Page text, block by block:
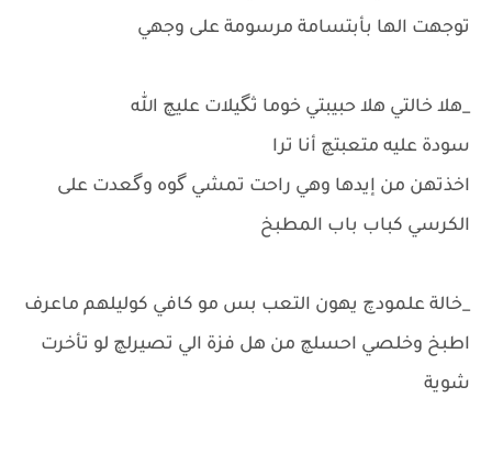
توجهت الها بأبتسامة مرسومة على وجهي
_هلا خالتي هلا حبيبتي خوما ثگيلات عليچ الله
سودة عليه متعبتچ أنا ترا
اخذتهن من إيدها وهي راحت تمشي گوه وگعدت على
الكرسي كباب باب المطبخ
_خالة علمودچ يهون التعب بس مو كافي كوليلهم ماعرف
اطبخ وخلصي احسلچ من هل فزة الي تصيرلچ لو تأخرت
شوية